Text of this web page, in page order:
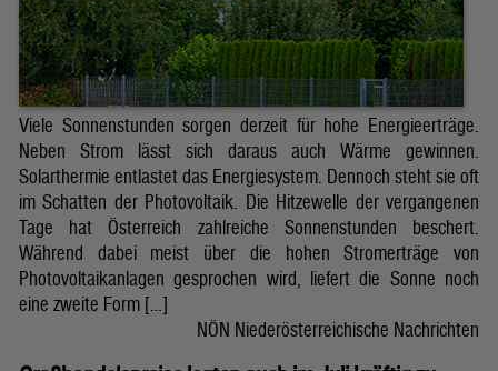
Viele Sonnenstunden sorgen derzeit für hohe Energieerträge.
Neben Strom lässt sich daraus auch Wärme gewinnen.
Solarthermie entlastet das Energiesystem. Dennoch steht sie oft
im Schatten der Photovoltaik. Die Hitzewelle der vergangenen
Tage hat Österreich zahlreiche Sonnenstunden beschert.
Während dabei meist über die hohen Stromerträge von
Photovoltaikanlagen gesprochen wird, liefert die Sonne noch
eine zweite Form […]
NÖN Niederösterreichische Nachrichten